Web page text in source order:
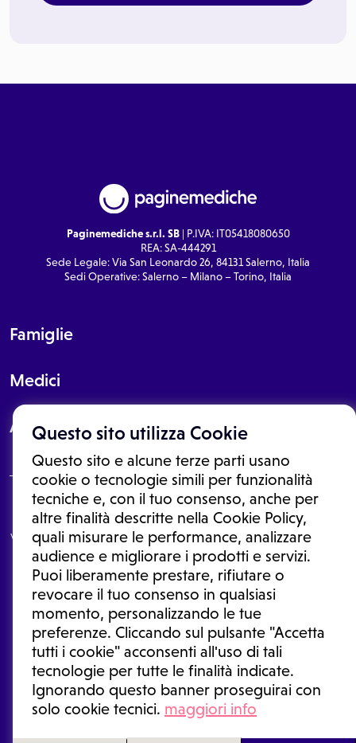
Questo sito utilizza Cookie
Questo sito e alcune terze parti usano
cookie o tecnologie simili per funzionalità
tecniche e, con il tuo consenso, anche per
altre finalità descritte nella Cookie Policy,
quali misurare le performance, analizzare
audience e migliorare i prodotti e servizi.
Puoi liberamente prestare, rifiutare o
revocare il tuo consenso in qualsiasi
momento, personalizzando le tue
preferenze. Cliccando sul pulsante "Accetta
tutti i cookie" acconsenti all'uso di tali
tecnologie per tutte le finalità indicate.
Ignorando questo banner proseguirai con
solo cookie tecnici. maggiori info
Paginemediche s.r.l. SB| P.IVA: IT05418080650
REA: SA-444291
Sede Legale: Via San Leonardo 26, 84131 Salerno, Italia
Sedi Operative: Salerno – Milano – Torino, Italia
Famiglie
Medici
About
Le informazioni proposte in questo sito non sono un consulto medico.
In nessun caso, queste informazioni sostituiscono un consulto, una
visita o una diagnosi formulata dal medico. Non si devono considerare
le informazioni disponibili come suggerimenti per la formulazione di
una diagnosi, la determinazione di un trattamento o l'assunzione o
sospensione di un farmaco senza prima consultare un medico di
medicina generale o uno specialista.
Condizioni di utilizzo|Privacy Policy |Gestione cookie
Ⓒ 2025 | Tutti i diritti riservati.